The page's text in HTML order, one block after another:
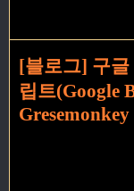
[블로그] 구
립트(Google